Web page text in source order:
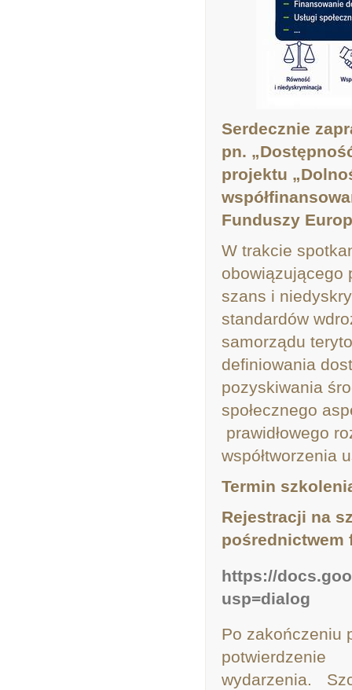
Serdecznie
pn.
projektu
Funduszy
W trakcie
obowiązującego
szans i
standardów
samorządu
definiowania
pozyskiwania
społecznego
prawidłowego
współtworzenia
Termin
Rejestracji na
pośrednictwem
https://
usp=dialog
Po zakończeniu
wydarzenia.